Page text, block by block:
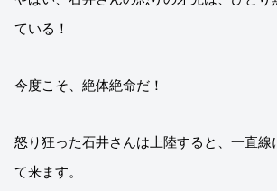
ている！
今度こそ、絶体絶命だ！
怒り狂った石井さんは上陸すると、一直線
て来ます。